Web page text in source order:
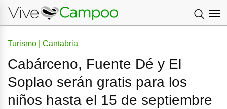
Turismo | Cantabria
Cabárceno, Fuente Dé y El
Soplao serán gratis para los
niños hasta el 15 de septiembre